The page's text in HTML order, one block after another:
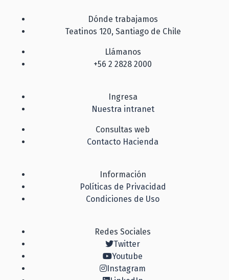
Dónde trabajamos
Teatinos 120, Santiago de Chile
Llámanos
+56 2 2828 2000
Ingresa
Nuestra intranet
Consultas web
Contacto Hacienda
Información
Políticas de Privacidad
Condiciones de Uso
Redes Sociales
Twitter
Youtube
Instagram